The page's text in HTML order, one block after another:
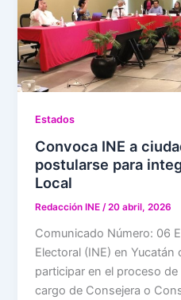
Estados
Convoca INE a
postularse para
Local
Redacción INE/20 abril, 2026
Comunicado Número: 06
Electoral (INE) en
participar en el proceso
cargo de Consejera o